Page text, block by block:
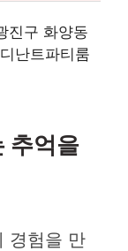
진구 화양동
난트파티룸
추억을
경험을 만